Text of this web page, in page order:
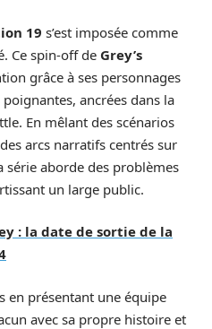
19 s’est imposée comme
Ce spin-off de Grey’s
grâce à ses personnages
ancrées dans la
En mêlant des scénarios
arcs narratifs centrés sur
série aborde des problèmes
un large public.
: la date de sortie de la
en présentant une équipe
avec sa propre histoire et